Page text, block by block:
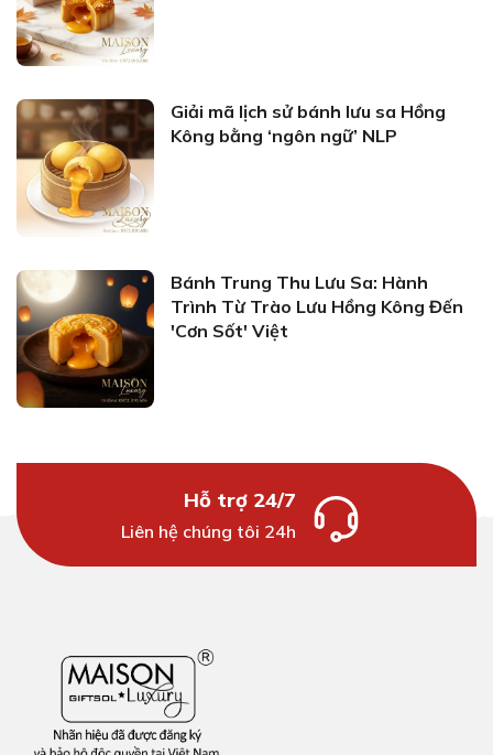
Giải mã lịch sử bánh lưu sa Hồng
Kông bằng ‘ngôn ngữ’ NLP
Bánh Trung Thu Lưu Sa: Hành
Trình Từ Trào Lưu Hồng Kông Đến
'Cơn Sốt' Việt
Hỗ trợ 24/7
Liên hệ chúng tôi 24h